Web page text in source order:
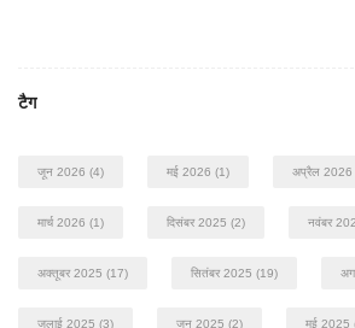
टैग
जून 2026 (4) मई 2026 (1) अप्रैल 2026
मार्च 2026 (1) दिसंबर 2025 (2) नवंबर
अक्तूबर 2025 (17) सितंबर 2025 (19)
जुलाई 2025 (3) जून 2025 (2) मई 2025